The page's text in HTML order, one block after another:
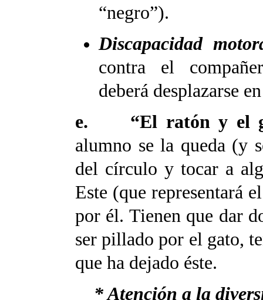
“negro”).
Discapacidad
contra el
deberá desplazarse
e. “El ratón y el
alumno se la queda (y
del círculo y tocar a
Este (que representará
por él. Tienen que dar
ser pillado por el gato,
que ha dejado éste.
* Atención a la